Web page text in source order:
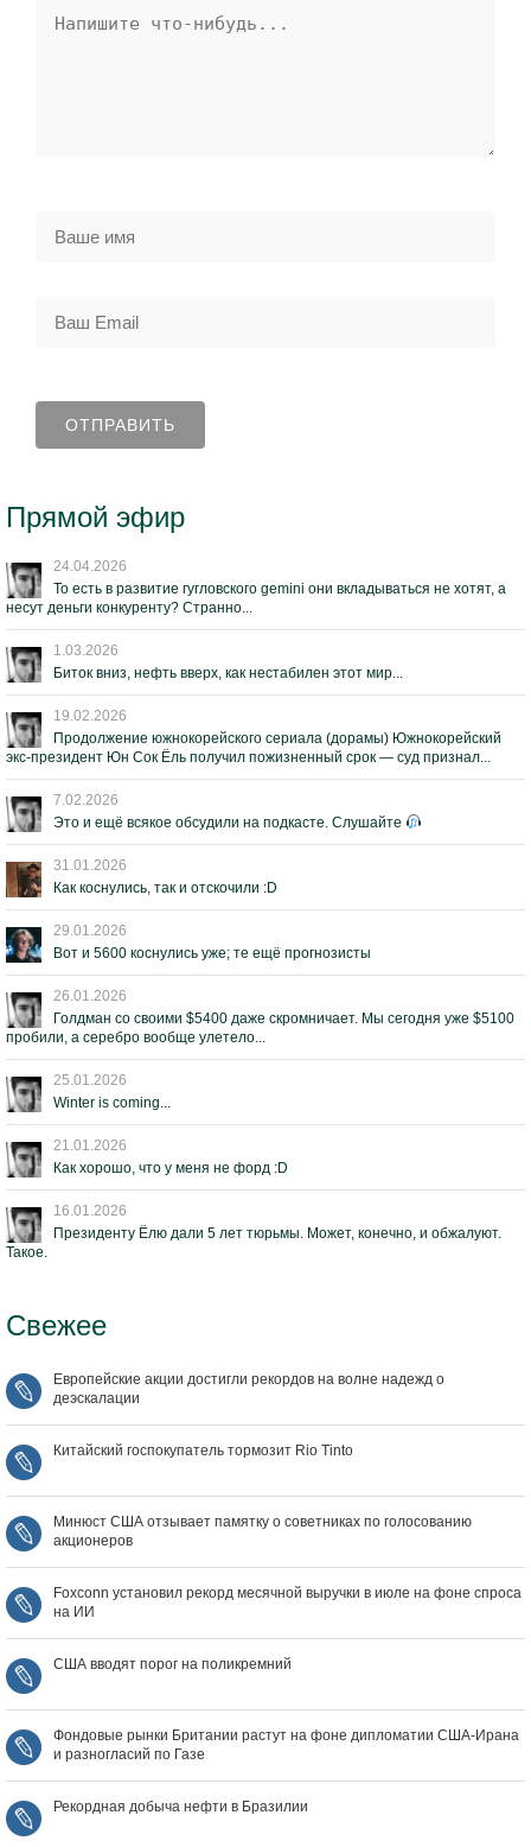
Прямой эфир
24.04.2026
То есть в развитие гугловского gemini они вкладываться не хотят, а
несут деньги конкуренту? Странно...
1.03.2026
Биток вниз, нефть вверх, как нестабилен этот мир...
19.02.2026
Продолжение южнокорейского сериала (дорамы) Южнокорейский
экс-президент Юн Сок Ёль получил пожизненный срок — суд признал...
7.02.2026
Это и ещё всякое обсудили на подкасте. Слушайте
31.01.2026
Как коснулись, так и отскочили :D
29.01.2026
Вот и 5600 коснулись уже; те ещё прогнозисты
26.01.2026
Голдман со своими $5400 даже скромничает. Мы сегодня уже $5100
пробили, а серебро вообще улетело...
25.01.2026
Winter is coming...
21.01.2026
Как хорошо, что у меня не форд :D
16.01.2026
Президенту Ёлю дали 5 лет тюрьмы. Может, конечно, и обжалуют.
Такое.
Свежее
Европейские акции достигли рекордов на волне надежд о
деэскалации
Китайский госпокупатель тормозит Rio Tinto
Минюст США отзывает памятку о советниках по голосованию
акционеров
Foxconn установил рекорд месячной выручки в июле на фоне спроса
на ИИ
США вводят порог на поликремний
Фондовые рынки Британии растут на фоне дипломатии США‑Ирана
и разногласий по Газе
Рекордная добыча нефти в Бразилии